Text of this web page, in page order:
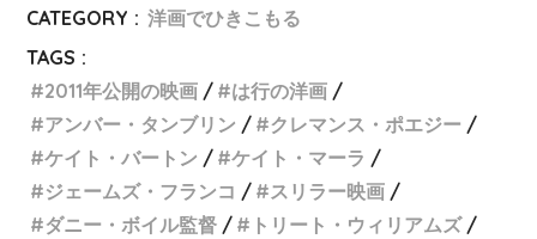
CATEGORY : 洋画でひきこもる
TAGS :
2011年公開の映画
は行の洋画
アンバー・タンブリン
クレマンス・ポエジー
ケイト・バートン
ケイト・マーラ
ジェームズ・フランコ
スリラー映画
ダニー・ボイル監督
トリート・ウィリアムズ